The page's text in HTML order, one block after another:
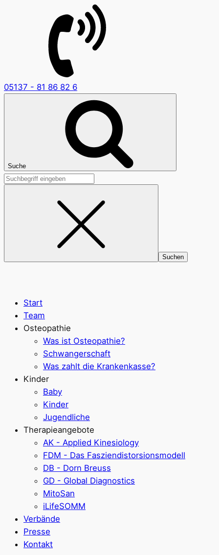
05137 - 81 86 82 6
Suche
Suchen
Start
Team
Osteopathie
Was ist Osteopathie?
Schwangerschaft
Was zahlt die Krankenkasse?
Kinder
Baby
Kinder
Jugendliche
Therapieangebote
AK - Applied Kinesiology
FDM - Das Fasziendistorsionsmodell
DB - Dorn Breuss
GD - Global Diagnostics
MitoSan
iLifeSOMM
Verbände
Presse
Kontakt